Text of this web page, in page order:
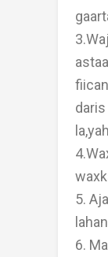
daris
5.
6.